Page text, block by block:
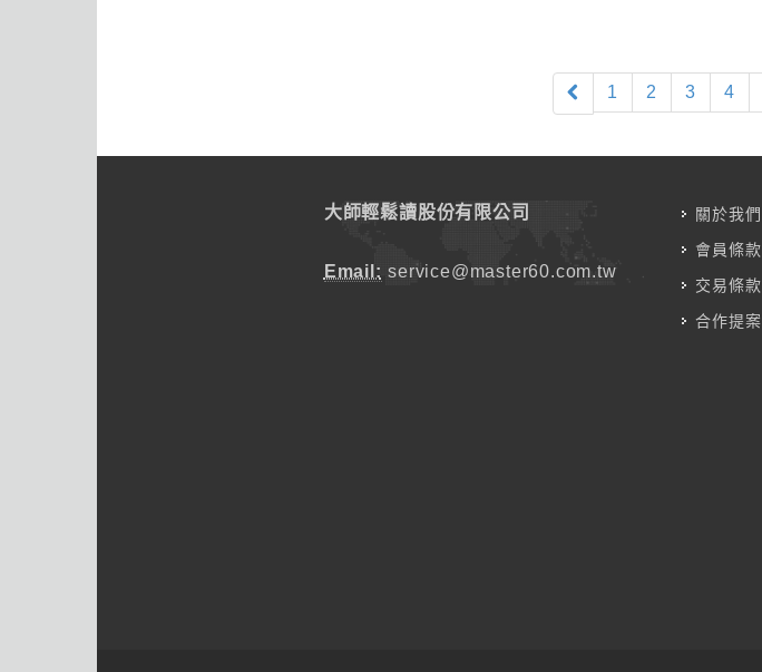
1 2 3 4
大師輕鬆讀股份有限公司
Email: service@master60.com.tw
關於我們
會員條款
交易條款
合作提案